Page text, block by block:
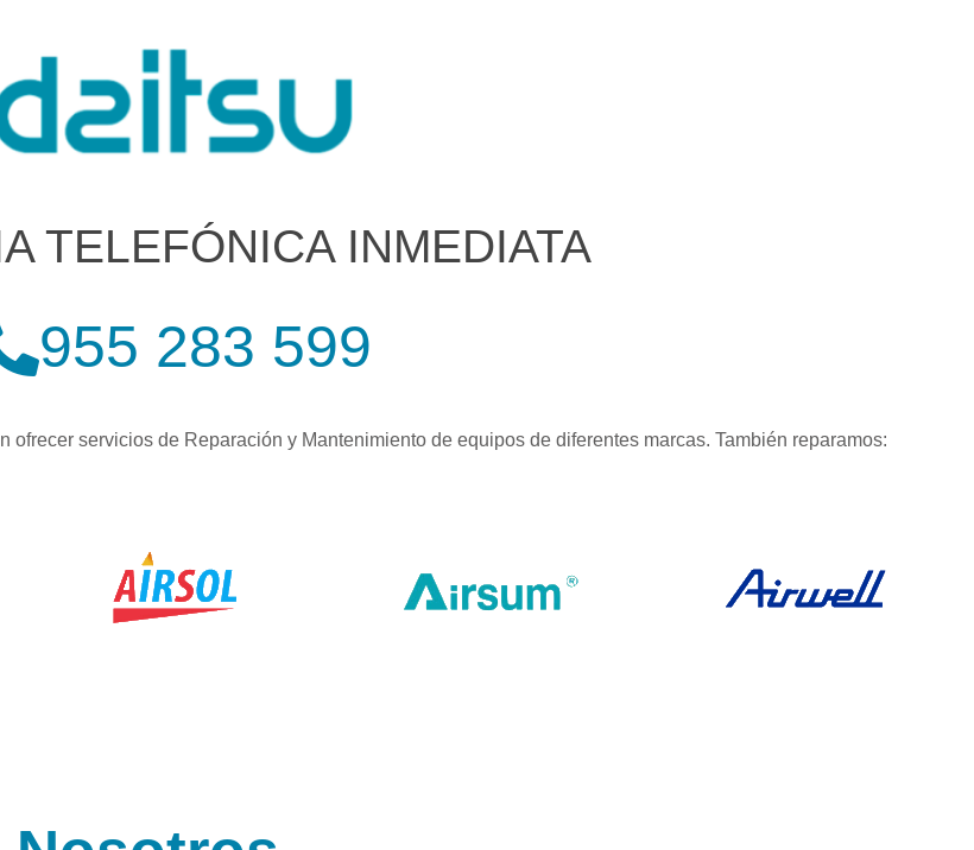
TELEFÓNICA INMEDIATA
955 283 599
ofrecer servicios de Reparación y Mantenimiento de equipos de diferentes marcas. También reparamos: